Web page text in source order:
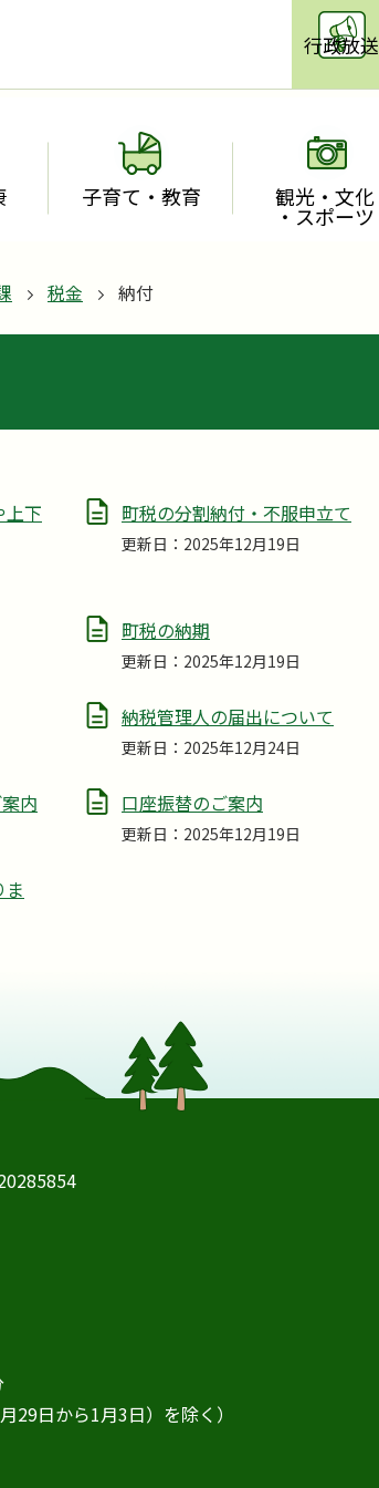
行政放送
子育て・教育 観光・文化
・スポーツ
税金 納付
上下
町税の分割納付・不服申立て
更新日：2025年12月19日
町税の納期
更新日：2025年12月19日
納税管理人の届出について
更新日：2025年12月24日
内 口座振替のご案内
更新日：2025年12月19日
29日から1月3日）を除く）